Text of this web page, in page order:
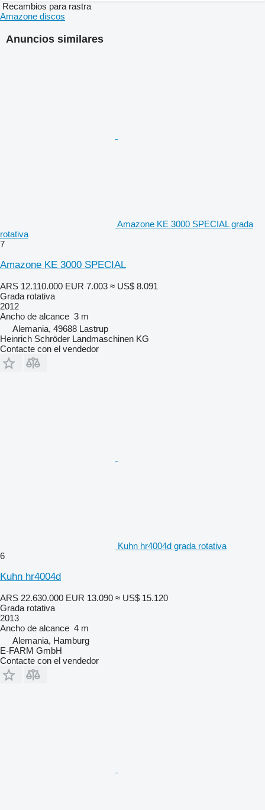
Anuncios similares
Amazone KE 3000 SPECIAL grada
rotativa
7
Amazone KE 3000 SPECIAL
ARS 12.110.000 EUR 7.003 ≈ US$ 8.091
Grada rotativa
2012
Ancho de alcance 3 m
Alemania, 49688 Lastrup
Heinrich Schröder Landmaschinen KG
Contacte con el vendedor
Kuhn hr4004d grada rotativa
6
Kuhn hr4004d
ARS 22.630.000 EUR 13.090 ≈ US$ 15.120
Grada rotativa
2013
Ancho de alcance 4 m
Alemania, Hamburg
E-FARM GmbH
Contacte con el vendedor
Recambios para rastra
Amazone discos